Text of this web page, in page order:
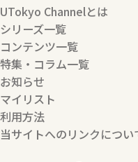
UTokyo Channelとは
シリーズ一覧
コンテンツ一覧
特集・コラム一覧
お知らせ
マイリスト
利用方法
当サイトへのリンクについ